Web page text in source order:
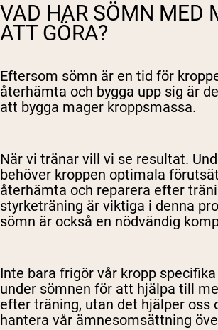
VAD HAR SÖMN MED
ATT GÖRA?
Eftersom sömn är en tid för
återhämta och bygga upp sig är
att bygga mager kroppsmassa.
När vi tränar vill vi se resultat.
behöver kroppen optimala
återhämta och reparera efter
styrketräning är viktiga i denna
sömn är också en nödvändig
Inte bara frigör vår kropp
under sömnen för att hjälpa till
efter träning, utan det hjälper oss
hantera vår ämnesomsättning